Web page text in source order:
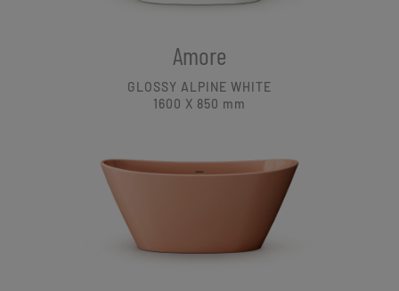
Amore
GLOSSY ALPINE WHITE
1600 X 850 mm